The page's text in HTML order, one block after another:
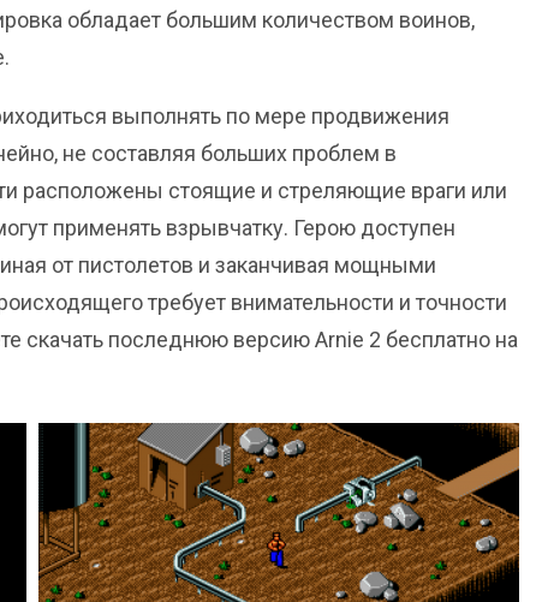
обладает большим количеством воинов,
выполнять по мере продвижения
не составляя больших проблем в
расположены стоящие и стреляющие враги или
применять взрывчатку. Герою доступен
от пистолетов и заканчивая мощными
требует внимательности и точности
скачать последнюю версию Arnie 2 бесплатно на